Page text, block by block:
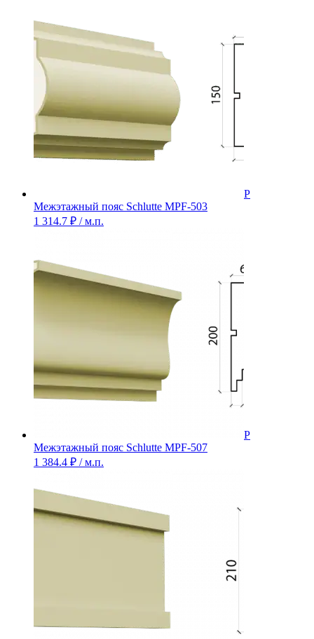
Межэтажный пояс Schlutte MPF-503
1 314.7 ₽ / м.п.
Межэтажный пояс Schlutte MPF-507
1 384.4 ₽ / м.п.